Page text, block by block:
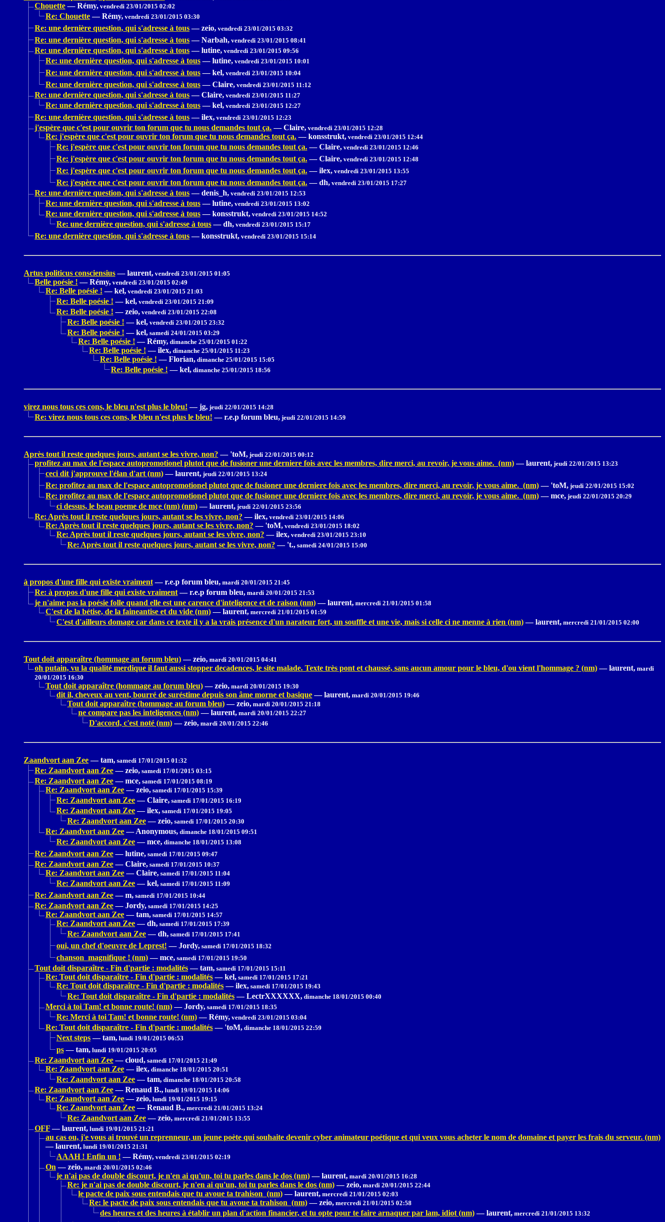
Chouette — Rémy, vendredi 23/01/2015 02:02
Re: Chouette — Rémy, vendredi 23/01/2015 03:30
Re: une dernière question, qui s'adresse à tous — zeio, vendredi 23/01/2015 03:32
Re: une dernière question, qui s'adresse à tous — Narbah, vendredi 23/01/2015 08:41
Re: une dernière question, qui s'adresse à tous — lutine, vendredi 23/01/2015 09:56
Re: une dernière question, qui s'adresse à tous — lutine, vendredi 23/01/2015 10:01
Re: une dernière question, qui s'adresse à tous — kel, vendredi 23/01/2015 10:04
Re: une dernière question, qui s'adresse à tous — Claire, vendredi 23/01/2015 11:12
Re: une dernière question, qui s'adresse à tous — Claire, vendredi 23/01/2015 11:27
Re: une dernière question, qui s'adresse à tous — kel, vendredi 23/01/2015 12:27
Re: une dernière question, qui s'adresse à tous — ilex, vendredi 23/01/2015 12:23
j'espère que c'est pour ouvrir ton forum que tu nous demandes tout ça. — Claire, vendredi 23/01/2015 12:28
Re: j'espère que c'est pour ouvrir ton forum que tu nous demandes tout ça. — konsstrukt, vendredi 23/01/2015 12:44
Re: j'espère que c'est pour ouvrir ton forum que tu nous demandes tout ça. — Claire, vendredi 23/01/2015 12:46
Re: j'espère que c'est pour ouvrir ton forum que tu nous demandes tout ça. — Claire, vendredi 23/01/2015 12:48
Re: j'espère que c'est pour ouvrir ton forum que tu nous demandes tout ça. — ilex, vendredi 23/01/2015 13:55
Re: j'espère que c'est pour ouvrir ton forum que tu nous demandes tout ça. — dh, vendredi 23/01/2015 17:27
Re: une dernière question, qui s'adresse à tous — denis_h, vendredi 23/01/2015 12:53
Re: une dernière question, qui s'adresse à tous — lutine, vendredi 23/01/2015 13:02
Re: une dernière question, qui s'adresse à tous — konsstrukt, vendredi 23/01/2015 14:52
Re: une dernière question, qui s'adresse à tous — dh, vendredi 23/01/2015 15:17
Re: une dernière question, qui s'adresse à tous — konsstrukt, vendredi 23/01/2015 15:14
Artus politicus consciensius — laurent, vendredi 23/01/2015 01:05
Belle poésie ! — Rémy, vendredi 23/01/2015 02:49
Re: Belle poésie ! — kel, vendredi 23/01/2015 21:03
Re: Belle poésie ! — kel, vendredi 23/01/2015 21:09
Re: Belle poésie ! — zeio, vendredi 23/01/2015 22:08
Re: Belle poésie ! — kel, vendredi 23/01/2015 23:32
Re: Belle poésie ! — kel, samedi 24/01/2015 03:29
Re: Belle poésie ! — Rémy, dimanche 25/01/2015 01:22
Re: Belle poésie ! — ilex, dimanche 25/01/2015 11:23
Re: Belle poésie ! — Florian, dimanche 25/01/2015 15:05
Re: Belle poésie ! — kel, dimanche 25/01/2015 18:56
virez nous tous ces cons, le bleu n'est plus le bleu! — jg, jeudi 22/01/2015 14:28
Re: virez nous tous ces cons, le bleu n'est plus le bleu! — r.e.p forum bleu, jeudi 22/01/2015 14:59
Après tout il reste quelques jours, autant se les vivre, non? — 'toM, jeudi 22/01/2015 00:12
profitez au max de l'espace autopromotionel plutot que de fusioner une derniere fois avec les membres, dire merci, au revoir, je vous aime. (nm) — laurent, jeudi 22/01/2015 13:23
ceci dit j'approuve l'élan d'art (nm) — laurent, jeudi 22/01/2015 13:24
Re: profitez au max de l'espace autopromotionel plutot que de fusioner une derniere fois avec les membres, dire merci, au revoir, je vous aime. (nm) — 'toM, jeudi 22/01/2015 15:02
Re: profitez au max de l'espace autopromotionel plutot que de fusioner une derniere fois avec les membres, dire merci, au revoir, je vous aime. (nm) — mce, jeudi 22/01/2015 20:29
ci dessus, le beau poeme de mce (nm) (nm) — laurent, jeudi 22/01/2015 23:56
Re: Après tout il reste quelques jours, autant se les vivre, non? — ilex, vendredi 23/01/2015 14:06
Re: Après tout il reste quelques jours, autant se les vivre, non? — 'toM, vendredi 23/01/2015 18:02
Re: Après tout il reste quelques jours, autant se les vivre, non? — ilex, vendredi 23/01/2015 23:10
Re: Après tout il reste quelques jours, autant se les vivre, non? — 't., samedi 24/01/2015 15:00
à propos d'une fille qui existe vraiment — r.e.p forum bleu, mardi 20/01/2015 21:45
Re: à propos d'une fille qui existe vraiment — r.e.p forum bleu, mardi 20/01/2015 21:53
je n'aime pas la poésie folle quand elle est une carence d'inteligence et de raison (nm) — laurent, mercredi 21/01/2015 01:58
C'est de la bétise, de la faineantise et du vide (nm) — laurent, mercredi 21/01/2015 01:59
C'est d'ailleurs domage car dans ce texte il y a la vrais présence d'un narateur fort, un souffle et une vie, mais si celle ci ne menne à rien (nm) — laurent, mercredi 21/01/2015 02:00
Tout doit apparaître (hommage au forum bleu) — zeio, mardi 20/01/2015 04:41
oh putain, vu la qualité merdique il faut aussi stopper decadences, le site malade. Texte très pont et chaussé, sans aucun amour pour le bleu, d'ou vient l'hommage ? (nm) — laurent, mardi
20/01/2015 16:30
Tout doit apparaître (hommage au forum bleu) — zeio, mardi 20/01/2015 19:30
dit il, cheveux au vent, bourré de suréstime depuis son âme morne et basique — laurent, mardi 20/01/2015 19:46
Tout doit apparaître (hommage au forum bleu) — zeio, mardi 20/01/2015 21:18
ne compare pas les inteligences (nm) — laurent, mardi 20/01/2015 22:27
D'accord, c'est noté (nm) — zeio, mardi 20/01/2015 22:46
Zaandvort aan Zee — tam, samedi 17/01/2015 01:32
Re: Zaandvort aan Zee — zeio, samedi 17/01/2015 03:15
Re: Zaandvort aan Zee — mce, samedi 17/01/2015 08:19
Re: Zaandvort aan Zee — zeio, samedi 17/01/2015 15:39
Re: Zaandvort aan Zee — Claire, samedi 17/01/2015 16:19
Re: Zaandvort aan Zee — ilex, samedi 17/01/2015 19:05
Re: Zaandvort aan Zee — zeio, samedi 17/01/2015 20:30
Re: Zaandvort aan Zee — Anonymous, dimanche 18/01/2015 09:51
Re: Zaandvort aan Zee — mce, dimanche 18/01/2015 13:08
Re: Zaandvort aan Zee — lutine, samedi 17/01/2015 09:47
Re: Zaandvort aan Zee — Claire, samedi 17/01/2015 10:37
Re: Zaandvort aan Zee — Claire, samedi 17/01/2015 11:04
Re: Zaandvort aan Zee — kel, samedi 17/01/2015 11:09
Re: Zaandvort aan Zee — m, samedi 17/01/2015 10:44
Re: Zaandvort aan Zee — Jordy, samedi 17/01/2015 14:25
Re: Zaandvort aan Zee — tam, samedi 17/01/2015 14:57
Re: Zaandvort aan Zee — dh, samedi 17/01/2015 17:39
Re: Zaandvort aan Zee — dh, samedi 17/01/2015 17:41
oui, un chef d'oeuvre de Leprest! — Jordy, samedi 17/01/2015 18:32
chanson magnifique ! (nm) — mce, samedi 17/01/2015 19:50
Tout doit disparaître - Fin d'partie : modalités — tam, samedi 17/01/2015 15:11
Re: Tout doit disparaître - Fin d'partie : modalités — kel, samedi 17/01/2015 17:21
Re: Tout doit disparaître - Fin d'partie : modalités — ilex, samedi 17/01/2015 19:43
Re: Tout doit disparaître - Fin d'partie : modalités — LectrXXXXXX, dimanche 18/01/2015 00:40
Merci à toi Tam! et bonne route! (nm) — Jordy, samedi 17/01/2015 18:35
Re: Merci à toi Tam! et bonne route! (nm) — Rémy, vendredi 23/01/2015 03:04
Re: Tout doit disparaître - Fin d'partie : modalités — 'toM, dimanche 18/01/2015 22:59
Next steps — tam, lundi 19/01/2015 06:53
ps — tam, lundi 19/01/2015 20:05
Re: Zaandvort aan Zee — cloud, samedi 17/01/2015 21:49
Re: Zaandvort aan Zee — ilex, dimanche 18/01/2015 20:51
Re: Zaandvort aan Zee — tam, dimanche 18/01/2015 20:58
Re: Zaandvort aan Zee — Renaud B., lundi 19/01/2015 14:06
Re: Zaandvort aan Zee — zeio, lundi 19/01/2015 19:15
Re: Zaandvort aan Zee — Renaud B., mercredi 21/01/2015 13:24
Re: Zaandvort aan Zee — zeio, mercredi 21/01/2015 13:55
OFF — laurent, lundi 19/01/2015 21:21
au cas ou, j'e vous ai trouvé un reprenneur, un jeune poète qui souhaite devenir cyber animateur poétique et qui veux vous acheter le nom de domaine et payer les frais du serveur. (nm)
— laurent, lundi 19/01/2015 21:31
AAAH ! Enfin un ! — Rémy, vendredi 23/01/2015 02:19
On — zeio, mardi 20/01/2015 02:46
je n'ai pas de double discourt, je n'en ai qu'un, toi tu parles dans le dos (nm) — laurent, mardi 20/01/2015 16:28
Re: je n'ai pas de double discourt, je n'en ai qu'un, toi tu parles dans le dos (nm) — zeio, mardi 20/01/2015 22:44
le pacte de paix sous entendais que tu avoue ta trahison (nm) — laurent, mercredi 21/01/2015 02:03
Re: le pacte de paix sous entendais que tu avoue ta trahison (nm) — zeio, mercredi 21/01/2015 02:58
des heures et des heures à établir un plan d'action financier, et tu opte pour te faire arnaquer par lam, idiot (nm) — laurent, mercredi 21/01/2015 13:32